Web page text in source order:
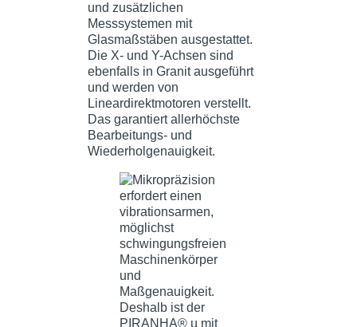
und zusätzlichen
Messsystemen mit
Glasmaßstäben ausgestattet.
Die X- und Y-Achsen sind
ebenfalls in Granit ausgeführt
und werden von
Lineardirektmotoren verstellt.
Das garantiert allerhöchste
Bearbeitungs- und
Wiederholgenauigkeit.